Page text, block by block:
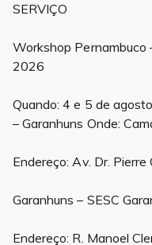
SERVIÇO
Workshop Pernambuco
2026
Quando: 4 e 5 de
– Garanhuns Onde:
Endereço: Av. Dr.
Garanhuns – SESC
Endereço: R. Manoel